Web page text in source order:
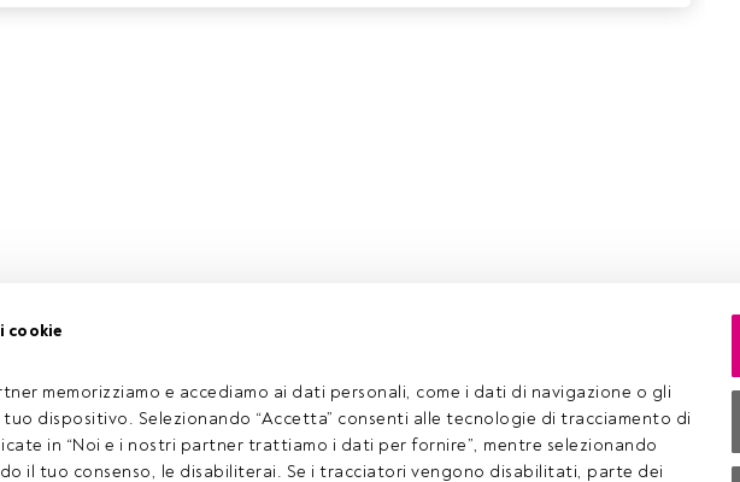
cookie
memorizziamo e accediamo ai dati personali, come i dati di navigazione o gli
dispositivo. Selezionando “Accetta” consenti alle tecnologie di tracciamento di
in “Noi e i nostri partner trattiamo i dati per fornire”, mentre selezionando
il tuo consenso, le disabiliterai. Se i tracciatori vengono disabilitati, parte dei